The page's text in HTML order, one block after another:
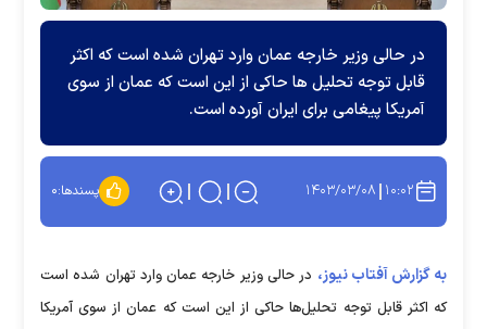
در حالی وزیر خارجه عمان وارد تهران شده است که اکثر
قابل توجه تحلیل ها حاکی از این است که عمان از سوی
آمریکا پیغامی برای ایران آورده است.
۱۰:۰۲ ۱۴۰۳/۰۳/۰۸ پسندها:۰
به گزارش آفتاب نیوز، در حالی وزیر خارجه عمان وارد تهران شده است
که اکثر قابل توجه تحلیل‌ها حاکی از این است که عمان از سوی آمریکا